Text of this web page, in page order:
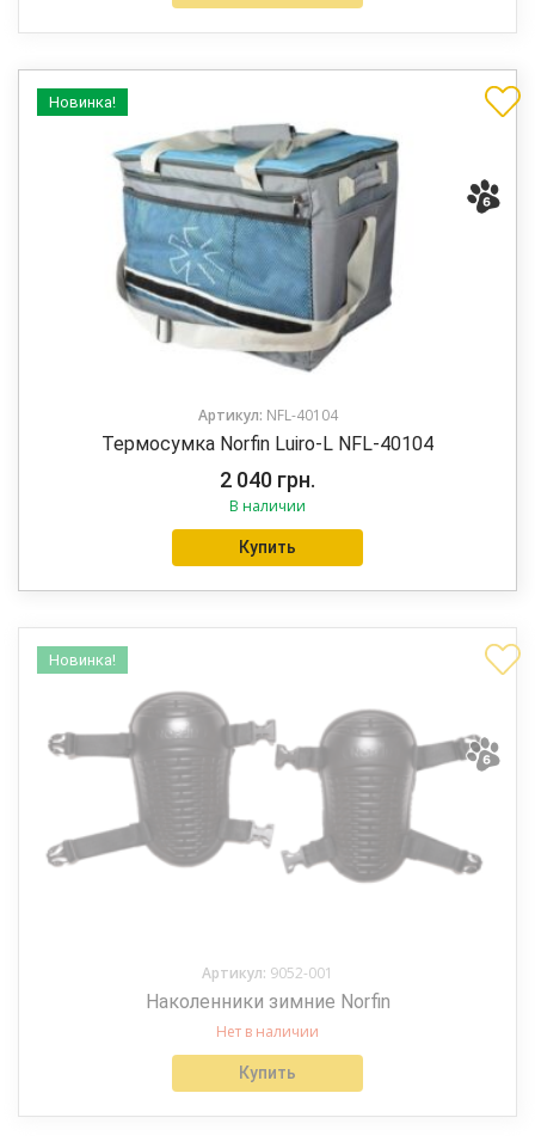
Новинка!
Артикул: NFL-40104
Термосумка Norfin Luiro-L NFL-40104
2 040 грн.
В наличии
Купить
Новинка!
Артикул: 9052-001
Наколенники зимние Norfin
Нет в наличии
Купить